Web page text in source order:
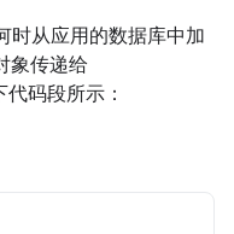
时从应用的数据库中加
象传递给
代码段所示：